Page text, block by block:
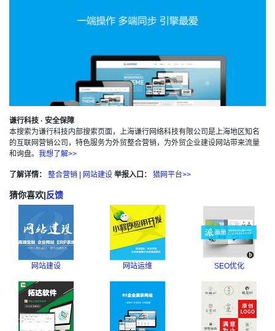
谦行科技 · 安全保障
本搜索为谦行科技内部搜索页面，上海谦行网络科技有限公司是上海地区知名
的互联网营销公司，特色服务为外贸整合营销，为外贸企业建设网站带来流量
和询盘。 我想了解>>
了解详情： 整合营销 网站建设 举报入口： 猎网平台>>
猜你喜欢|反馈
网站建设 网站运维 SEO优化